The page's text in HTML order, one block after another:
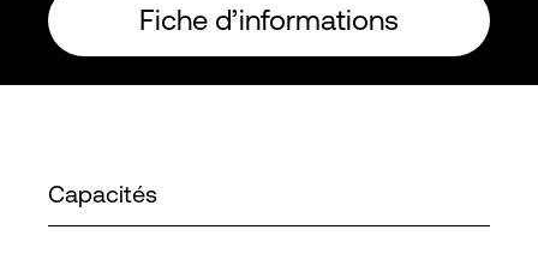
Fiche d’informations
Capacités